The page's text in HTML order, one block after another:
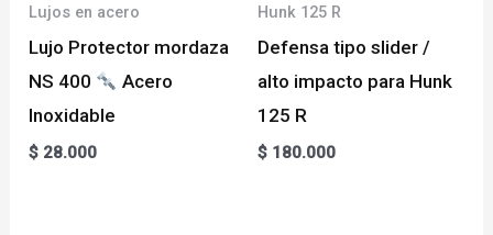
Lujos en acero
Lujo Protector mordaza
NS 400
Acero
Inoxidable
$ 28.000
Hunk 125 R
Defensa tipo slider /
alto impacto para Hunk
125 R
$ 180.000